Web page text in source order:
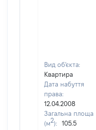
Вид об'єкта:
Квартира
Дата набуття
права:
12.04.2008
Загальна площа
(м2):
105.5